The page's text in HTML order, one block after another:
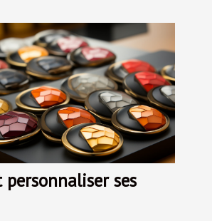
personnaliser ses